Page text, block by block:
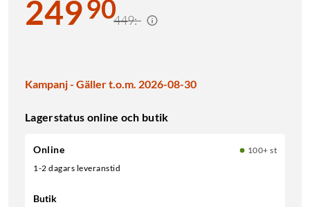
24990449:-
Kampanj - Gäller t.o.m. 2026-08-30
Lagerstatus online och butik
Online
100+ st
1-2 dagars leveranstid
Butik